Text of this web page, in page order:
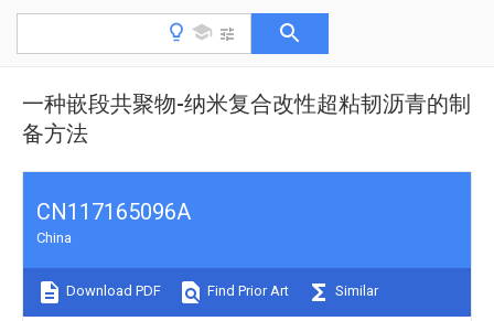
一种嵌段共聚物-纳米复合改性超粘韧沥青的制
备方法
CN117165096A
China
Download PDF Find Prior Art Similar